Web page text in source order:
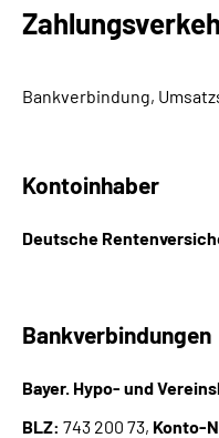
Karriere
Über Uns
Bankverbindung,
Kontoinhaber
Deutsche
Bankverbindungen
Bayer. Hypo- und
BLZ: 743 200 73, Konto-